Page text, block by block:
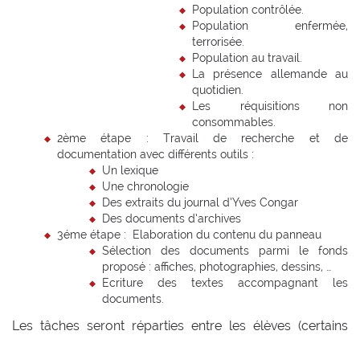
Population contrôlée.
Population enfermée,
terrorisée.
Population au travail.
La présence allemande au
quotidien.
Les réquisitions non
consommables.
2ème étape : Travail de recherche et de
documentation avec différents outils :
Un lexique
Une chronologie
Des extraits du journal d’Yves Congar
Des documents d’archives
3éme étape : Elaboration du contenu du panneau
Sélection des documents parmi le fonds
proposé : affiches, photographies, dessins, …
Ecriture des textes accompagnant les
documents.
Les tâches seront réparties entre les élèves (certains